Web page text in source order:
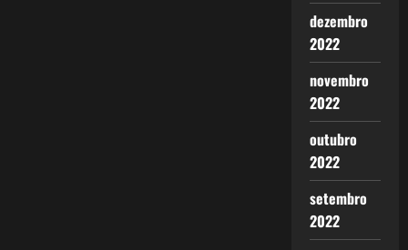
dezembro
2022
novembro
2022
outubro
2022
setembro
2022